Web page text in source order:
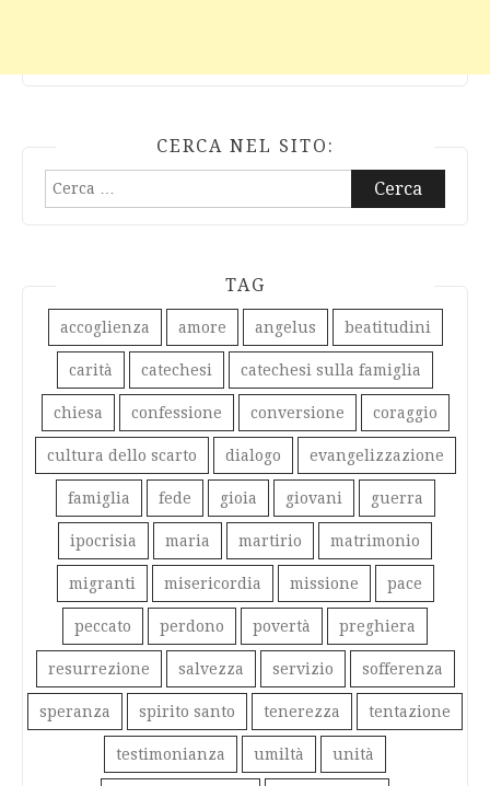
CERCA NEL SITO:
Ricerca
per:
TAG
accoglienza amore angelus beatitudini
carità catechesi catechesi sulla famiglia
chiesa confessione conversione coraggio
cultura dello scarto dialogo evangelizzazione
famiglia fede gioia giovani guerra
ipocrisia maria martirio matrimonio
migranti misericordia missione pace
peccato perdono povertà preghiera
resurrezione salvezza servizio sofferenza
speranza spirito santo tenerezza tentazione
testimonianza umiltà unità